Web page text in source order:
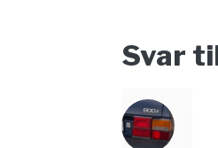
Svar